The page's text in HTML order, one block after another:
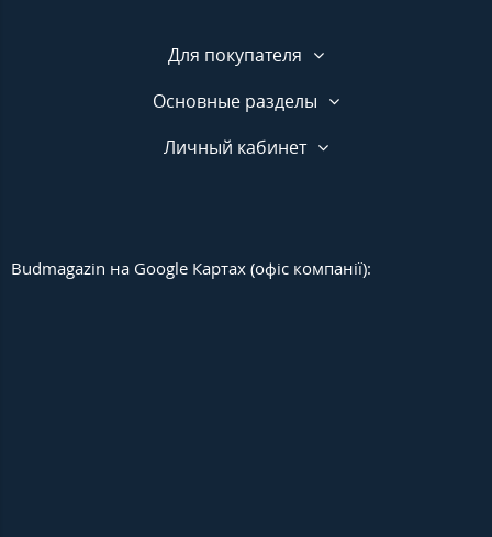
Для покупателя
Основные разделы
Личный кабинет
Budmagazin на Google Картах (офіс компанії):